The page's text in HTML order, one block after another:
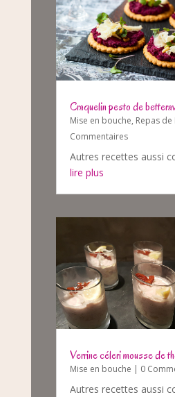
Craquelin pesto de
Mise en bouche, Repas de
Commentaires
Autres recettes aussi
lire plus
Verrine céleri mousse de
Mise en bouche | 0
Autres recettes aussi